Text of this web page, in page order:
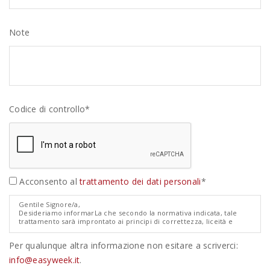
Note
Codice di controllo*
Acconsento altrattamento dei dati personali*
Gentile Signore/a,
Desideriamo informarLa che secondo la normativa indicata, tale
trattamento sarà improntato ai principi di correttezza, liceità e
relativo alla protezione dei dati personali ("GDPR"), pertanto, Le
forniamo le seguenti informazioni:
1. I dati da Lei forniti verranno trattati per le seguenti finalità:
Per qualunque altra informazione non esitare a scriverci:
info@easyweek.it.